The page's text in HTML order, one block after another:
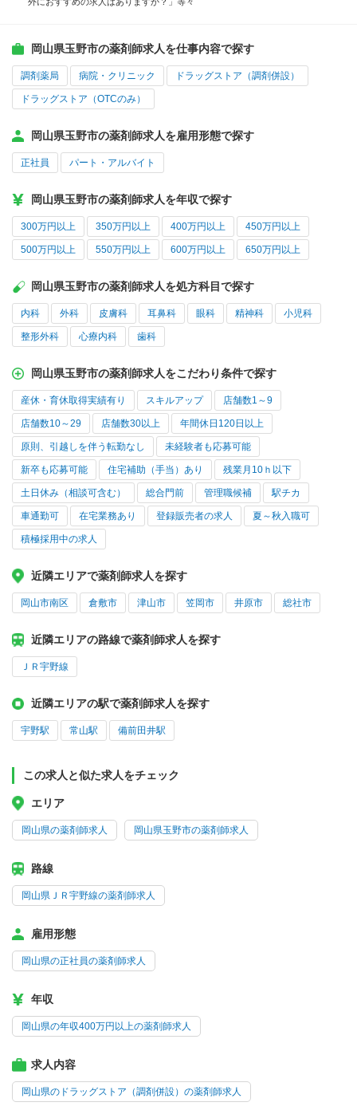
岡山県玉野市の薬剤師求人を仕事内容で探す
調剤薬局 病院・クリニック ドラッグストア（調剤併設）
ドラッグストア（OTCのみ）
岡山県玉野市の薬剤師求人を雇用形態で探す
正社員 パート・アルバイト
岡山県玉野市の薬剤師求人を年収で探す
300万円以上 350万円以上 400万円以上 450万円以上
500万円以上 550万円以上 600万円以上 650万円以上
岡山県玉野市の薬剤師求人を処方科目で探す
内科 外科 皮膚科 耳鼻科 眼科 精神科 小児科
整形外科 心療内科 歯科
岡山県玉野市の薬剤師求人をこだわり条件で探す
産休・育休取得実績有り スキルアップ 店舗数1～9
店舗数10～29 店舗数30以上 年間休日120日以上
原則、引越しを伴う転勤なし 未経験者も応募可能
新卒も応募可能 住宅補助（手当）あり 残業月10ｈ以下
土日休み（相談可含む） 総合門前 管理職候補 駅チカ
車通勤可 在宅業務あり 登録販売者の求人 夏～秋入職可
積極採用中の求人
近隣エリアで薬剤師求人を探す
岡山市南区 倉敷市 津山市 笠岡市 井原市 総社市
近隣エリアの路線で薬剤師求人を探す
ＪＲ宇野線
近隣エリアの駅で薬剤師求人を探す
宇野駅 常山駅 備前田井駅
この求人と似た求人をチェック
エリア
岡山県の薬剤師求人 岡山県玉野市の薬剤師求人
路線
岡山県ＪＲ宇野線の薬剤師求人
雇用形態
岡山県の正社員の薬剤師求人
年収
岡山県の年収400万円以上の薬剤師求人
求人内容
岡山県のドラッグストア（調剤併設）の薬剤師求人